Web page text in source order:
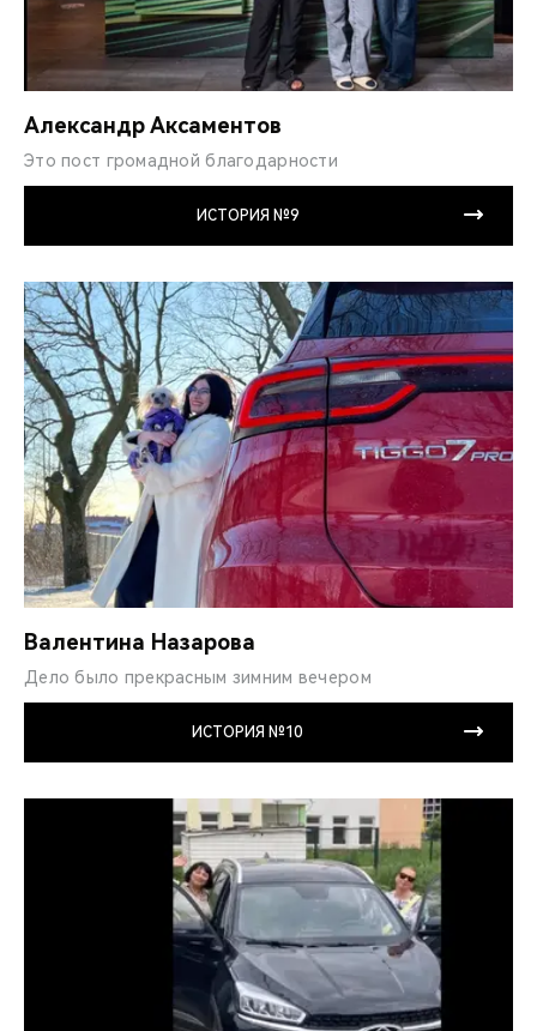
Александр Аксаментов
Это пост громадной благодарности
ИСТОРИЯ №9
Валентина Назарова
Дело было прекрасным зимним вечером
ИСТОРИЯ №10